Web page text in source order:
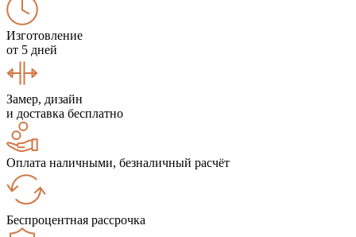
Изготовление
от 5 дней
Замер, дизайн
и доставка бесплатно
Оплата наличными, безналичный расчёт
Беспроцентная рассрочка